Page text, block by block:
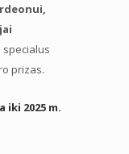
prizas.
iki 2025 m.